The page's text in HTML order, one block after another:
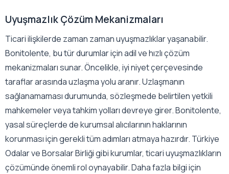
Uyuşmazlık Çözüm Mekanizmaları
Ticari ilişkilerde zaman zaman uyuşmazlıklar yaşanabilir.
Bonitolente, bu tür durumlar için adil ve hızlı çözüm
mekanizmaları sunar. Öncelikle, iyi niyet çerçevesinde
taraflar arasında uzlaşma yolu aranır. Uzlaşmanın
sağlanamaması durumunda, sözleşmede belirtilen yetkili
mahkemeler veya tahkim yolları devreye girer. Bonitolente,
yasal süreçlerde de kurumsal alıcılarının haklarının
korunması için gerekli tüm adımları atmaya hazırdır. Türkiye
Odalar ve Borsalar Birliği gibi kurumlar, ticari uyuşmazlıkların
çözümünde önemli rol oynayabilir. Daha fazla bilgi için